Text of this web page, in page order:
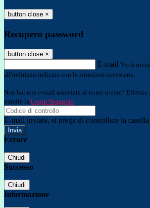
button close ×
Recupero password
button close ×
E-mail Verrà
all'indirizzo indicato con le istruzioni necessarie.
Non hai una e-mail associata al nome utente? Effettua
tramite la Login Spaggiari
E-mail inviata, si prega di controllare la
Errore
Chiudi
Successo
Chiudi
Informazione